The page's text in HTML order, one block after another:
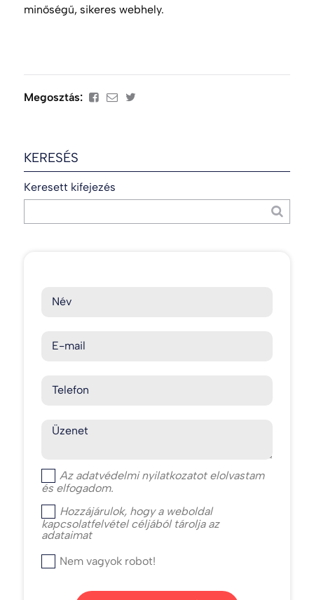
minőségű, sikeres webhely.
Megosztás:
KERESÉS
Keresett kifejezés
Név
E-mail
Telefon
Üzenet
Az adatvédelmi nyilatkozatot elolvastam
és elfogadom.
Hozzájárulok, hogy a weboldal
kapcsolatfelvétel céljából tárolja az
adataimat
Nem vagyok robot!